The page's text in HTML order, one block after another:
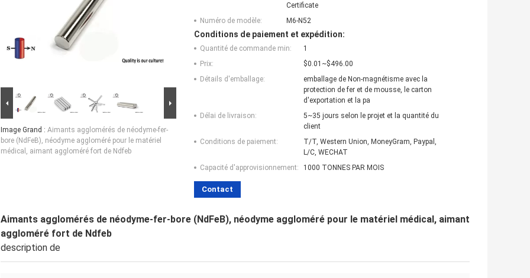
Image Grand : Aimants agglomérés de néodyme-fer-
bore (NdFeB), néodyme aggloméré pour le matériel
médical, aimant aggloméré fort de Ndfeb
Certificate
Numéro de modèle:
M6-N52
Conditions de paiement et expédition:
Quantité de commande min:
1
Prix:
$0.01~$496.00
Détails d'emballage:
emballage de Non-magnétisme avec la
protection de fer et de mousse, le carton
d'exportation et la pa
Délai de livraison:
5~35 jours selon le projet et la quantité du
client
Conditions de paiement:
T/T, Western Union, MoneyGram, Paypal,
L/C, WECHAT
Capacité d'approvisionnement:
1000 TONNES PAR MOIS
Contact
Aimants agglomérés de néodyme-fer-bore (NdFeB), néodyme aggloméré pour le matériel médical, aimant
aggloméré fort de Ndfeb
description de